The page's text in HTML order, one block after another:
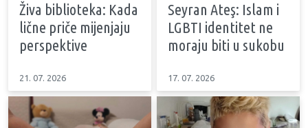
Živa biblioteka: Kada
lične priče mijenjaju
perspektive
21. 07. 2026
Seyran Ateş: Islam i
LGBTI identitet ne
moraju biti u sukobu
17. 07. 2026